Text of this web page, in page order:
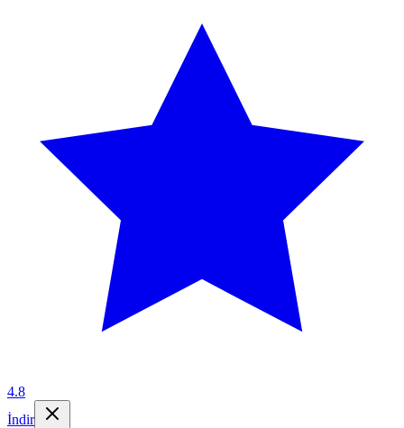
4.8
İndir